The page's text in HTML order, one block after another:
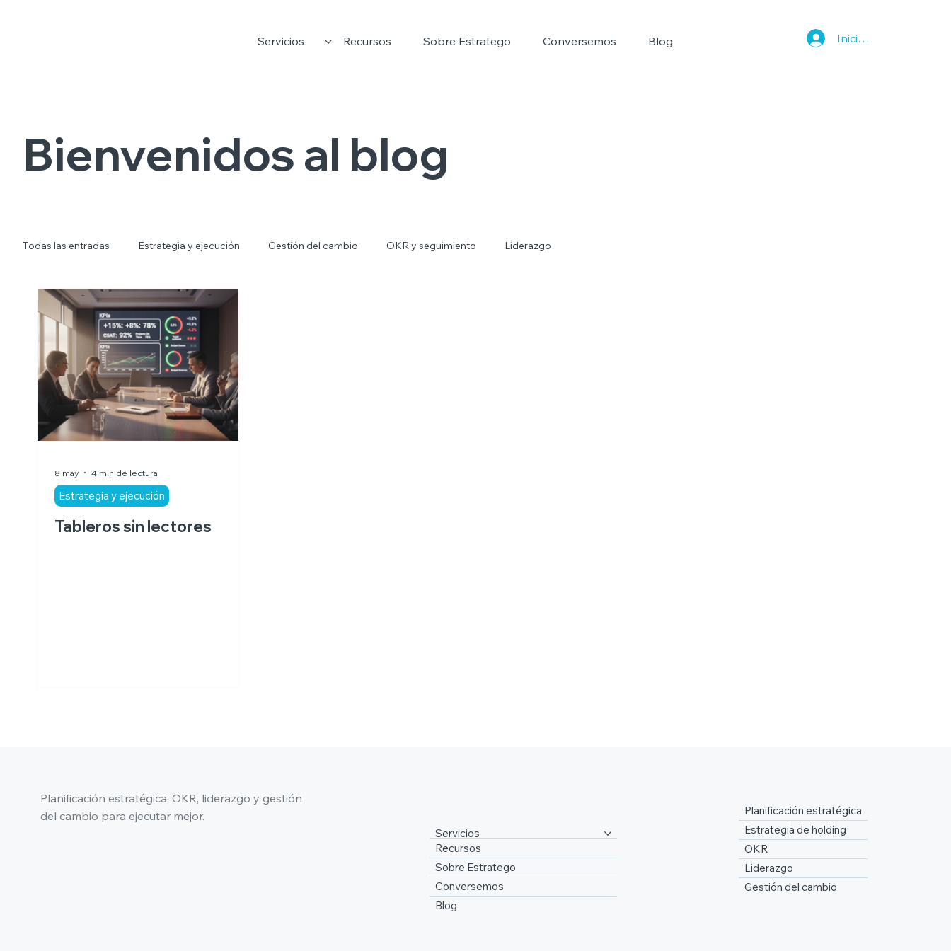
Servicios Recursos Sobre Estratego Conversemos Blog Iniciar sesión
Bienvenidos al blog
Todas las entradas Estrategia y ejecución Gestión del cambio OKR y seguimiento Liderazgo
Tableros sin lectores
Estrategia y ejecución
8 may 4 min de lectura
Planificación estratégica
Estrategia de holding
OKR
Liderazgo
Gestión del cambio
Servicios
Recursos
Sobre Estratego
Conversemos
Blog
Planificación estratégica, OKR, liderazgo y gestión
del cambio para ejecutar mejor.